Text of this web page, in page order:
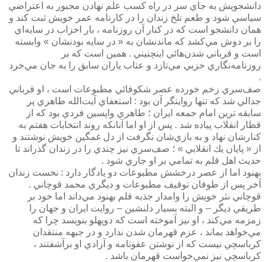
دانشجويش به جاي سر در راه كسب علم نهادن مجبور به اعتراضي
سياسي شود و طعم تلخ زندان را در كارنامه عمر خويش ثبت كند و
همان دانشجو است كه در كنار آن روزنامه ، بار احزاب در سايه‌اي
را بر دوش مي‌كشد كه ماندنشان به « در سايه بودنشان » وابسته
است و قرباني شدن‌هائي اينچنيني . همين است كه بر
روزنامه‌نگاري حزبي ‌مي‌تازد و عتاب ياران سابق را به جان مي‌خرد
.
صف‌سري زخم خورده عصر شكوفائي مطبوعات است ، او قرباني
جدالي شد كه تنها روايتگر آن بود : استعفاي آيت‌الله طاهري پر
سابقه ‌ترين امام جمعه ايران ؛ طاهري واپسين فردي بود كه از
قطار انقلاب پياده شد . پس از او اما آنانكه روند انتخابات هفتم به
كنارشان نهاد و به بازي‌شان نگرفت از دل غمگين خويش نوشتند و
از « پايان يك انقلابي » ؛ صف‌سري نيز چندي را در زندان گذراند تا
حديث اهل قلم به تمامي بر او جاري شود .
بهنود اما از عصر درخشش مطبوعات دو يادگار دارد : نخست زندان
آخر پس از طوفان توقيف مطبوعات و ديگري محمد قوچاني .
قوچاني نثر خويش را وامدار جذبه قلم بهنود مي‌داند اما خود بر
طريقي ديگر – و البته بسيار دلنشين – روايت ايران و جهان را
زمزمه مي‌كند ، او نيز آموخته است كه دوپهلو بنويسد چرا كه
مي‌خواهد بماند ، عزم قهرمان شدن ندارد و در جبهه منتقدان
كرباسچي نيست كه از نوشتن عفونامه و آزادي او برآشفتند ،
كرباسچي نيز نمي‌خواست قهرمان باشد .